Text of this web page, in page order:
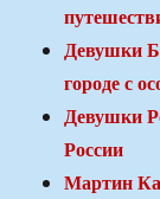
Девушки
городе с
Девушки
России
Мартин